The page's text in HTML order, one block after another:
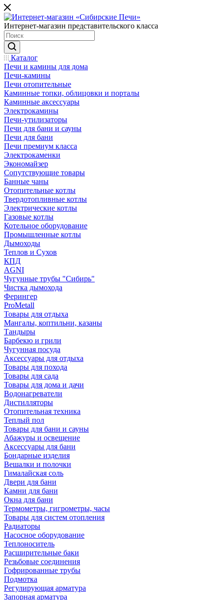
Интернет-магазин представительского класса
Каталог
Печи и камины для дома
Печи-камины
Печи отопительные
Каминные топки, облицовки и порталы
Каминные аксессуары
Электрокамины
Печи-утилизаторы
Печи для бани и сауны
Печи для бани
Печи премиум класса
Электрокаменки
Экономайзер
Сопутствующие товары
Банные чаны
Отопительные котлы
Твердотопливные котлы
Электрические котлы
Газовые котлы
Котельное оборудование
Промышленные котлы
Дымоходы
Теплов и Сухов
КПД
AGNI
Чугунные трубы "Сибирь"
Чистка дымохода
Ферингер
ProMetall
Товары для отдыха
Мангалы, коптильни, казаны
Тандыры
Барбекю и грили
Чугунная посуда
Аксессуары для отдыха
Товары для похода
Товары для сада
Товары для дома и дачи
Водонагреватели
Дистилляторы
Отопительная техника
Теплый пол
Товары для бани и сауны
Абажуры и освещение
Аксессуары для бани
Бондарные изделия
Вешалки и полочки
Гималайская соль
Двери для бани
Камни для бани
Окна для бани
Термометры, гигрометры, часы
Товары для систем отопления
Радиаторы
Насосное оборудование
Теплоноситель
Расширительные баки
Резьбовые соединения
Гофрированные трубы
Подмотка
Регулирующая арматура
Запорная арматура